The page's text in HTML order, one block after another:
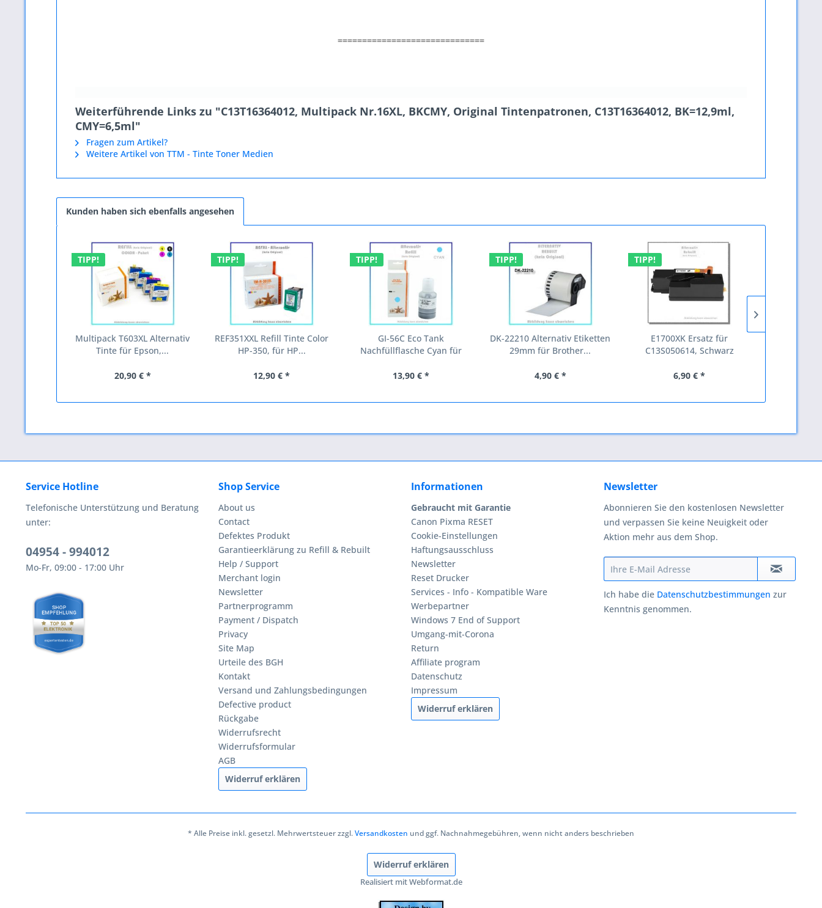
==============================
Weiterführende Links zu "C13T16364012, Multipack Nr.16XL, BKCMY, Original Tintenpatronen, C13T16364012, BK=12,9ml,
CMY=6,5ml"
Fragen zum Artikel?
Weitere Artikel von TTM - Tinte Toner Medien
Kunden haben sich ebenfalls angesehen
TIPP!
Multipack T603XL Alternativ
Tinte für Epson,...
20,90 € *
TIPP!
REF351XXL Refill Tinte Color
HP-350, für HP...
12,90 € *
TIPP!
GI-56C Eco Tank
Nachfüllflasche Cyan für
13,90 € *
TIPP!
DK-22210 Alternativ Etiketten
29mm für Brother...
4,90 € *
TIPP!
E1700XK Ersatz für
C13S050614, Schwarz
6,90 € *
Service Hotline
Telefonische Unterstützung und Beratung
unter:
04954 - 994012
Mo-Fr, 09:00 - 17:00 Uhr
Shop Service
About us
Contact
Defektes Produkt
Garantieerklärung zu Refill & Rebuilt
Help / Support
Merchant login
Newsletter
Partnerprogramm
Payment / Dispatch
Privacy
Site Map
Urteile des BGH
Kontakt
Versand und Zahlungsbedingungen
Defective product
Rückgabe
Widerrufsrecht
Widerrufsformular
AGB
Widerruf erklären
Informationen
Gebraucht mit Garantie
Canon Pixma RESET
Cookie-Einstellungen
Haftungsausschluss
Newsletter
Reset Drucker
Services - Info - Kompatible Ware
Werbepartner
Windows 7 End of Support
Umgang-mit-Corona
Return
Affiliate program
Datenschutz
Impressum
Widerruf erklären
Newsletter
Abonnieren Sie den kostenlosen Newsletter
und verpassen Sie keine Neuigkeit oder
Aktion mehr aus dem Shop.
Ich habe die Datenschutzbestimmungen zur
Kenntnis genommen.
* Alle Preise inkl. gesetzl. Mehrwertsteuer zzgl.Versandkosten und ggf. Nachnahmegebühren, wenn nicht anders beschrieben
Widerruf erklären
Realisiert mit Webformat.de